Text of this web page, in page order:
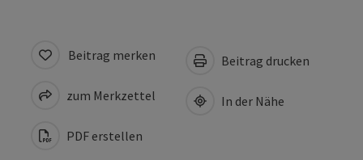
Beitrag merken
zum Merkzettel
PDF erstellen
Beitrag drucken
In der Nähe